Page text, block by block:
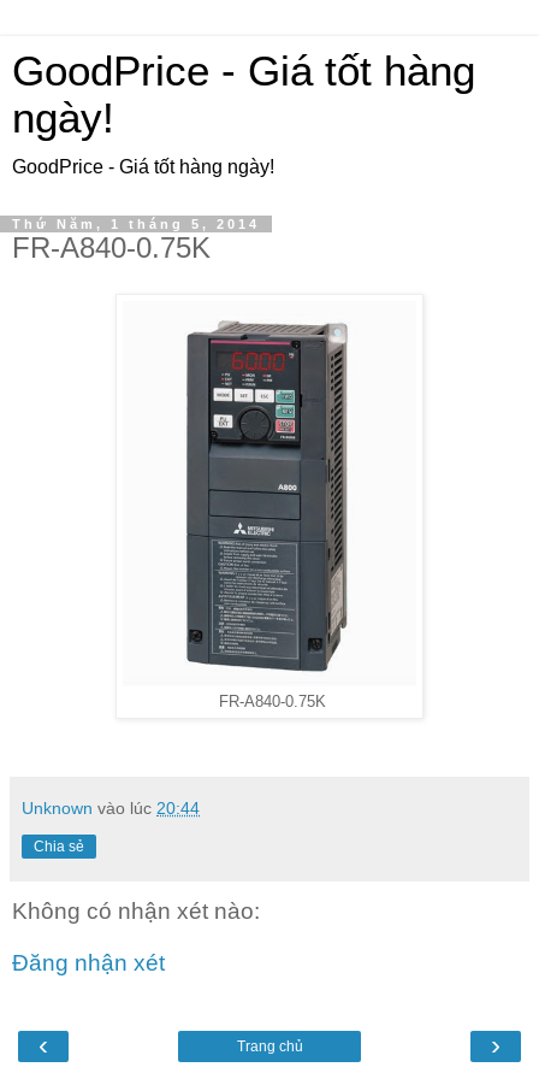
GoodPrice - Giá tốt hàng
ngày!
GoodPrice - Giá tốt hàng ngày!
Thứ Năm, 1 tháng 5, 2014
FR-A840-0.75K
FR-A840-0.75K
Unknown vào lúc 20:44
Chia sẻ
Không có nhận xét nào:
Đăng nhận xét
‹ ›
Trang chủ